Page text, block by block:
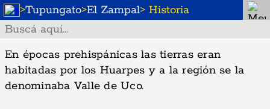
>Tupungato>El Zampal> Historia
En épocas prehispánicas las tierras eran
habitadas por los Huarpes y a la región se la
denominaba Valle de Uco.